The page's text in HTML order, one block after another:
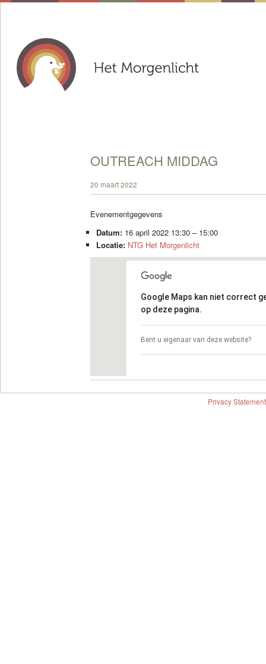
OUTREACH MIDDAG
20 maart 2022
Evenementgegevens
Datum: 16 april 2022 13:30– 15:00
Locatie: NTG Het Morgenlicht
Google Maps kan niet correct
op deze pagina.
Bent u eigenaar van deze website?
Privacy Statement